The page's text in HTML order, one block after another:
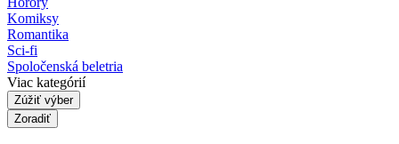
Komiksy
Romantika
Sci-fi
Spoločenská beletria
Viac kategórií
Zúžiť výber
Zoradiť